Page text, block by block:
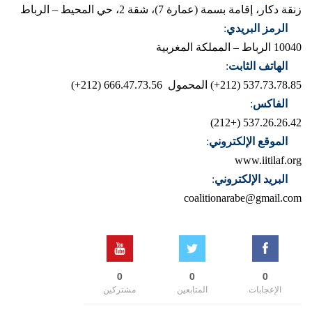
زنقة دكار، إقامة بسمة (عمارة 7)، شقة 2، حي المحيط – الرباط
الرمز البريدي:
10040 الرباط – المملكة المغربية
الهاتف الثابت:
537.73.78.85 (212+)
المحمول 666.47.73.56 (212+)
الفاكس:
537.26.26.42 (+212)
الموقع الإلكتروني:
www.iitilaf.org
البريد الإلكتروني:
coalitionarabe@gmail.com
0
الإعجابات
0
المتابعين
0
مشتركين